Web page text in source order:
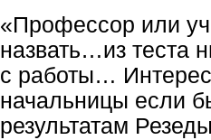
«Профессор или
назвать…из теста
с работы…
начальницы если
результатам